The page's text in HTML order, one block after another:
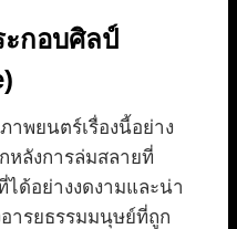
ะกอบศิลป์
าพยนตร์เรื่องนี้อย่าง
หลังการล่มสลายที่
ด้อย่างงดงามและน่า
ารยธรรมมนุษย์ที่ถูก